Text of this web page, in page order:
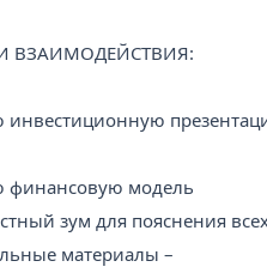
ВЗАИМОДЕЙСТВИЯ:
инвестиционную
финансовую модель
зум для пояснения
материалы –